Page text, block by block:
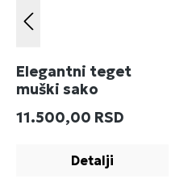
Elegantni teget
muški sako
Redovna cena:
11.500,00 RSD
Detalji